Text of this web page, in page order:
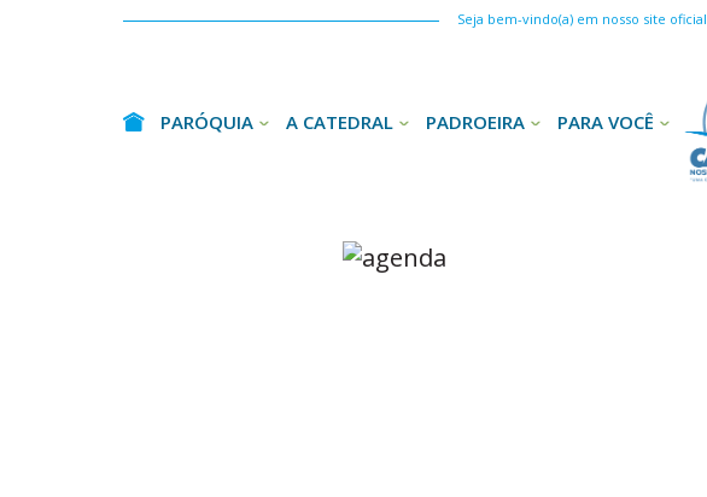
Seja bem-vindo(a) em nosso site oficial
PARÓQUIA A CATEDRAL PADROEIRA PARA VOCÊ